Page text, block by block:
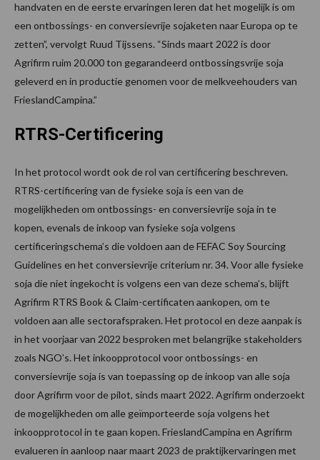
handvaten en de eerste ervaringen leren dat het mogelijk is om
een ontbossings- en conversievrije sojaketen naar Europa op te
zetten”, vervolgt Ruud Tijssens. “Sinds maart 2022 is door
Agrifirm ruim 20.000 ton gegarandeerd ontbossingsvrije soja
geleverd en in productie genomen voor de melkveehouders van
FrieslandCampina.”
RTRS-Certificering
In het protocol wordt ook de rol van certificering beschreven.
RTRS-certificering van de fysieke soja is een van de
mogelijkheden om ontbossings- en conversievrije soja in te
kopen, evenals de inkoop van fysieke soja volgens
certificeringschema’s die voldoen aan de FEFAC Soy Sourcing
Guidelines en het conversievrije criterium nr. 34. Voor alle fysieke
soja die niet ingekocht is volgens een van deze schema’s, blijft
Agrifirm RTRS Book & Claim-certificaten aankopen, om te
voldoen aan alle sectorafspraken. Het protocol en deze aanpak is
in het voorjaar van 2022 besproken met belangrijke stakeholders
zoals NGO’s. Het inkoopprotocol voor ontbossings- en
conversievrije soja is van toepassing op de inkoop van alle soja
door Agrifirm voor de pilot, sinds maart 2022. Agrifirm onderzoekt
de mogelijkheden om alle geïmporteerde soja volgens het
inkoopprotocol in te gaan kopen. FrieslandCampina en Agrifirm
evalueren in aanloop naar maart 2023 de praktijkervaringen met